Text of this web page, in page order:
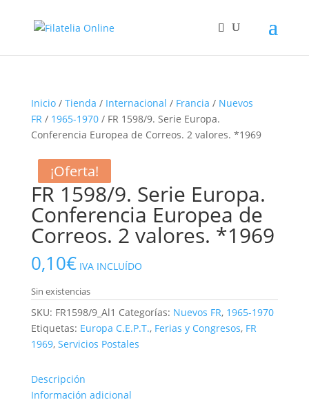
Inicio/ Tienda / Internacional / Francia / Nuevos
FR/ 1965-1970/ FR 1598/9. Serie Europa.
Conferencia Europea de Correos. 2 valores. *1969
FR 1598/9. Serie Europa.
Conferencia Europea de
Correos. 2 valores. *1969
0,10€ IVA INCLUÍDO
Sin existencias
SKU: FR1598/9_Al1 Categorías: Nuevos FR, 1965-1970
Etiquetas: Europa C.E.P.T., Ferias y Congresos, FR
1969, Servicios Postales
Descripción
Información adicional
¡Oferta!
¡Oferta!